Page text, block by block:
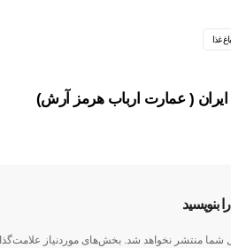
باغ غذا
ایران ( عمارت ارباب هرمز آرش)
بنویسید
شما منتشر نخواهد شد. بخش‌های موردنیاز